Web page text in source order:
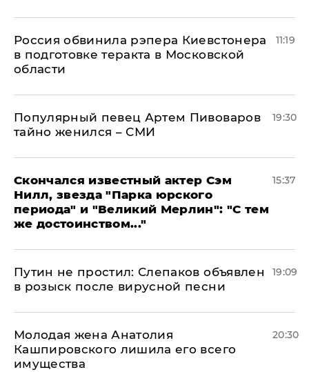
Россия обвинила рэпера Киевстонера
в подготовке теракта в Московской
области
11:19
Популярный певец Артем Пивоваров
тайно женился – СМИ
19:30
Скончался известный актер Сэм
Нилл, звезда "Парка юрского
периода" и "Великий Мерлин": "С тем
же достоинством..."
15:37
Путин не простил: Слепаков объявлен
в розыск после вирусной песни
19:09
Молодая жена Анатолия
Кашпировского лишила его всего
имущества
20:30